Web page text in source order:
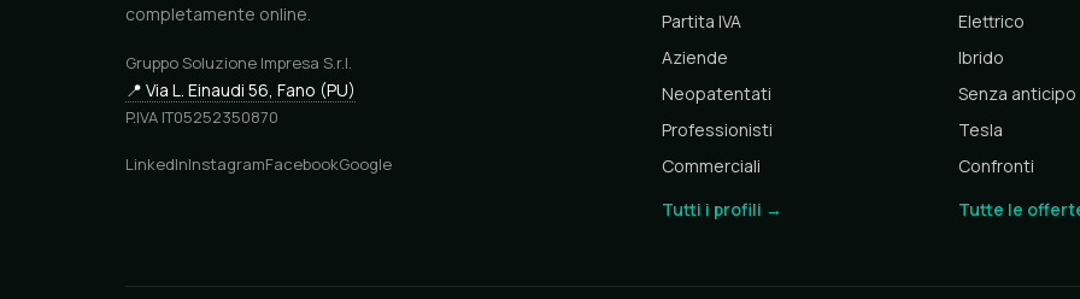
completamente online.
Gruppo Soluzione Impresa S.r.l.
📍 Via L. Einaudi 56, Fano (PU)
P.IVA IT05252350870
LinkedInInstagramFacebookGoogle
Partita IVA
Aziende
Neopatentati
Professionisti
Commerciali
Tutti i profili →
Elettrico
Ibrido
Senza anticipo
Tesla
Confronti
Tutte le